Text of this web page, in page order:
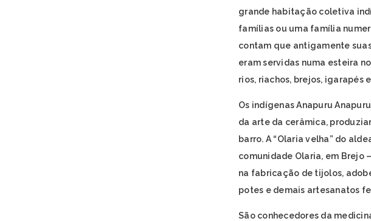
grande habitação coletiva
famílias ou uma família
contam que antigamente
eram servidas numa esteira
rios, riachos, brejos, igarapés
Os indígenas Anapuru
da arte da cerâmica,
barro. A “Olaria velha” do
comunidade Olaria, em Brejo
na fabricação de tijolos,
potes e demais artesanatos
São conhecedores da